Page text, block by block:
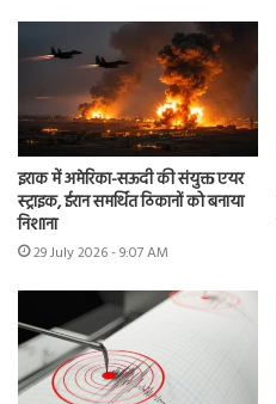
इराक में अमेरिका-सऊदी की संयुक्त एयर
स्ट्राइक, ईरान समर्थित ठिकानों को बनाया
निशाना
29 July 2026 - 9:07 AM